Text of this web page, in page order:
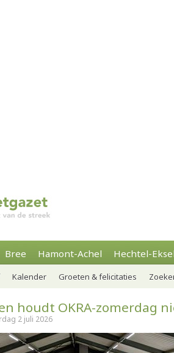
Bree Hamont-Achel Hechtel-
Kalender Groeten & felicitaties
houdt OKRA-zomerdag
2 juli 2026